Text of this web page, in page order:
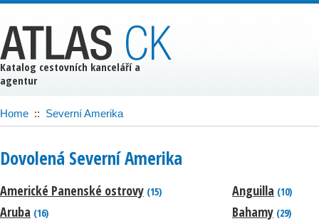
Home :: Severní Amerika
Dovolená Severní Amerika
Americké Panenské ostrovy (15) Anguilla (10)
Aruba (16) Bahamy (29)
Katalog cestovních kanceláří a
agentur